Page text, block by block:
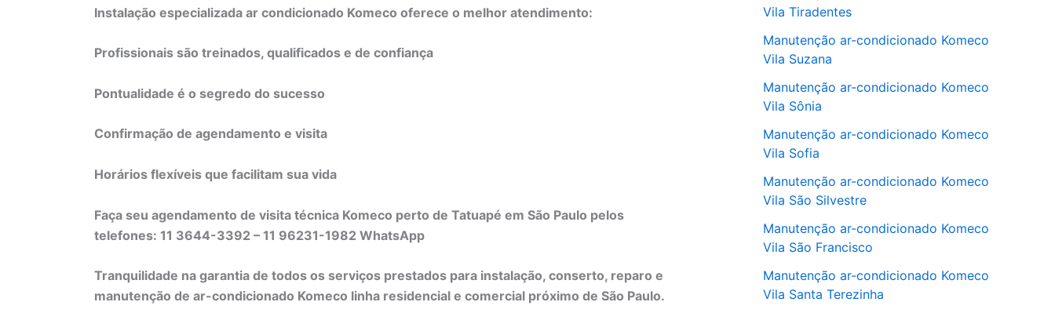
Instalação especializada ar condicionado Komeco oferece o melhor atendimento:
Profissionais são treinados, qualificados e de confiança
Pontualidade é o segredo do sucesso
Confirmação de agendamento e visita
Horários flexíveis que facilitam sua vida
Faça seu agendamento de visita técnica Komeco perto de Tatuapé em São Paulo pelos
telefones: 11 3644-3392 – 11 96231-1982 WhatsApp
Tranquilidade na garantia de todos os serviços prestados para instalação, conserto, reparo e
manutenção de ar-condicionado Komeco linha residencial e comercial próximo de São Paulo.
Vila Tiradentes
Manutenção ar-condicionado Komeco
Vila Suzana
Manutenção ar-condicionado Komeco
Vila Sônia
Manutenção ar-condicionado Komeco
Vila Sofia
Manutenção ar-condicionado Komeco
Vila São Silvestre
Manutenção ar-condicionado Komeco
Vila São Francisco
Manutenção ar-condicionado Komeco
Vila Santa Terezinha